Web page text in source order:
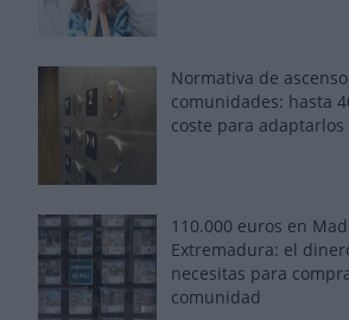
Normativa de
comunidades: hasta
coste para adaptarlos
110.000 euros en
Extremadura: el
necesitas para
comunidad